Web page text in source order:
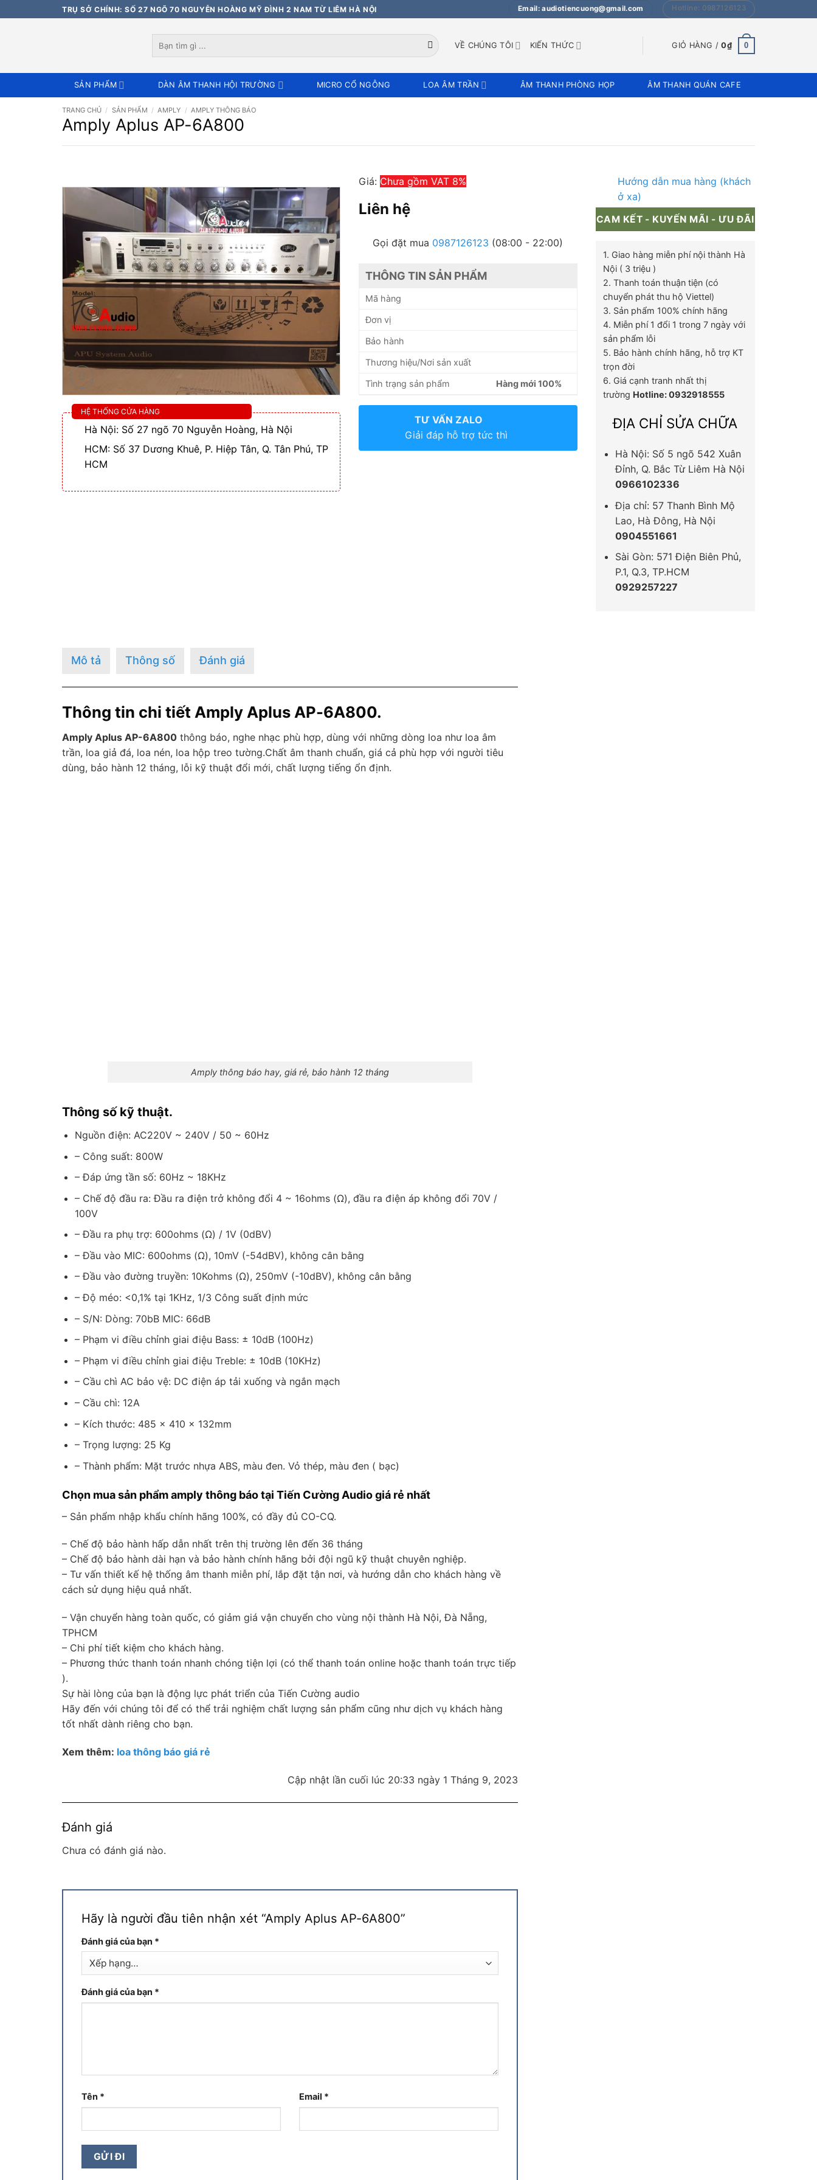
qua
TRỤ SỞ CHÍNH: SỐ 27 NGÕ 70 NGUYỄN HOÀNG MỸ ĐÌNH 2 NAM TỪ LIÊM HÀ NỘI Email: audiotiencuong@gmail.com Hotline: 0987126123
kiếm:
VỀ CHÚNG TÔI KIẾN THỨC GIỎ HÀNG /0₫ 0
SẢN PHẨM DÀN ÂM THANH HỘI TRƯỜNG MICRO CỔ NGỖNG LOA ÂM TRẦN ÂM THANH PHÒNG HỌP ÂM THANH QUÁN CAFE
TRANG CHỦ / SẢN PHẨM / AMPLY / AMPLY THÔNG BÁO
Amply Aplus AP-6A800
HỆ THỐNG CỬA HÀNG
Hà Nội: Số 27 ngõ 70 Nguyễn Hoàng, Hà Nội
HCM: Số 37 Dương Khuê, P. Hiệp Tân, Q. Tân Phú, TP
HCM
Giá: Chưa gồm VAT 8%
Liên hệ
Gọi đặt mua 0987126123 (08:00 - 22:00)
THÔNG TIN SẢN PHẨM
Mã hàng
Đơn vị
Bảo hành
Thương hiệu/Nơi sản xuất
Tình trạng sản phẩm Hàng mới 100%
TƯ VẤN ZALO
Giải đáp hỗ trợ tức thì
Hướng dẫn mua hàng (khách
ở xa)
CAM KẾT - KUYẾN MÃI - ƯU ĐÃI
1. Giao hàng miễn phí nội thành Hà
Nội ( 3 triệu )
2. Thanh toán thuận tiện (có
chuyển phát thu hộ Viettel)
3. Sản phẩm 100% chính hãng
4. Miễn phí 1 đổi 1 trong 7 ngày với
sản phẩm lỗi
5. Bảo hành chính hãng, hỗ trợ KT
trọn đời
6. Giá cạnh tranh nhất thị
trường Hotline: 0932918555
ĐỊA CHỈ SỬA CHỮA
Hà Nội: Số 5 ngõ 542 Xuân
Đỉnh, Q. Bắc Từ Liêm Hà Nội
0966102336
Địa chỉ: 57 Thanh Bình Mộ
Lao, Hà Đông, Hà Nội
0904551661
Sài Gòn: 571 Điện Biên Phủ,
P.1, Q.3, TP.HCM
0929257227
Mô tả Thông số Đánh giá
Thông tin chi tiết Amply Aplus AP-6A800.
Amply Aplus AP-6A800 thông báo, nghe nhạc phù hợp, dùng với những dòng loa như loa âm
trần, loa giả đá, loa nén, loa hộp treo tường.Chất âm thanh chuẩn, giá cả phù hợp với người tiêu
dùng, bảo hành 12 tháng, lỗi kỹ thuật đổi mới, chất lượng tiếng ổn định.
Amply thông báo hay, giá rẻ, bảo hành 12 tháng
Thông số kỹ thuật.
Nguồn điện: AC220V ~ 240V / 50 ~ 60Hz
– Công suất: 800W
– Đáp ứng tần số: 60Hz ~ 18KHz
– Chế độ đầu ra: Đầu ra điện trở không đổi 4 ~ 16ohms (Ω), đầu ra điện áp không đổi 70V /
100V
– Đầu ra phụ trợ: 600ohms (Ω) / 1V (0dBV)
– Đầu vào MIC: 600ohms (Ω), 10mV (-54dBV), không cân bằng
– Đầu vào đường truyền: 10Kohms (Ω), 250mV (-10dBV), không cân bằng
– Độ méo: <0,1% tại 1KHz, 1/3 Công suất định mức
– S/N: Dòng: 70bB MIC: 66dB
– Phạm vi điều chỉnh giai điệu Bass: ± 10dB (100Hz)
– Phạm vi điều chỉnh giai điệu Treble: ± 10dB (10KHz)
– Cầu chì AC bảo vệ: DC điện áp tải xuống và ngắn mạch
– Cầu chì: 12A
– Kích thước: 485 × 410 × 132mm
– Trọng lượng: 25 Kg
– Thành phẩm: Mặt trước nhựa ABS, màu đen. Vỏ thép, màu đen ( bạc)
Chọn mua sản phẩm amply thông báo tại Tiến Cường Audio giá rẻ nhất
– Sản phẩm nhập khẩu chính hãng 100%, có đầy đủ CO-CQ.
– Chế độ bảo hành hấp dẫn nhất trên thị trường lên đến 36 tháng
– Chế độ bảo hành dài hạn và bảo hành chính hãng bởi đội ngũ kỹ thuật chuyên nghiệp.
– Tư vấn thiết kế hệ thống âm thanh miễn phí, lắp đặt tận nơi, và hướng dẫn cho khách hàng về
cách sử dụng hiệu quả nhất.
– Vận chuyển hàng toàn quốc, có giảm giá vận chuyển cho vùng nội thành Hà Nội, Đà Nẵng,
TPHCM
– Chi phí tiết kiệm cho khách hàng.
– Phương thức thanh toán nhanh chóng tiện lợi (có thể thanh toán online hoặc thanh toán trực tiếp
).
Sự hài lòng của bạn là động lực phát triển của Tiến Cường audio
Hãy đến với chúng tôi để có thể trải nghiệm chất lượng sản phẩm cũng như dịch vụ khách hàng
tốt nhất dành riêng cho bạn.
Xem thêm: loa thông báo giá rẻ
Cập nhật lần cuối lúc 20:33 ngày 1 Tháng 9, 2023
Đánh giá
Chưa có đánh giá nào.
Hãy là người đầu tiên nhận xét “Amply Aplus AP-6A800”
Đánh giá của bạn *
Đánh giá của bạn *
Tên * Email *